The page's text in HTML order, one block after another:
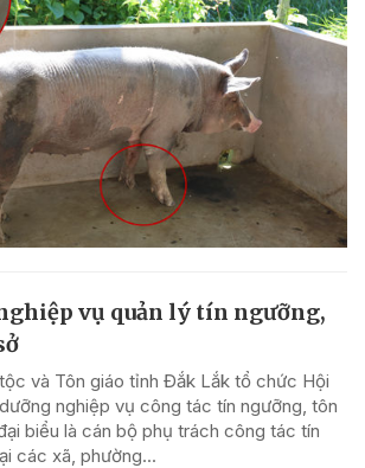
vụ quản lý tín ngưỡng,
và Tôn giáo tỉnh Đắk Lắk tổ chức Hội
nghiệp vụ công tác tín ngưỡng, tôn
biểu là cán bộ phụ trách công tác tín
các xã, phường...